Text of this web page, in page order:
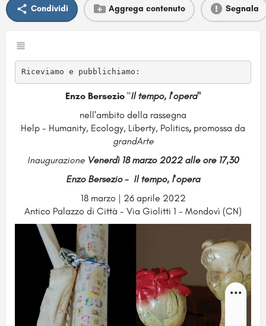
Condividi Aggrega contenuto Segnala
Riceviamo e pubblichiamo:
Enzo Bersezio "Il tempo, l'opera"
nell'ambito della rassegna
Help - Humanity, Ecology, Liberty, Politics, promossa da
grandArte
Inaugurazione Venerdì 18 marzo 2022 alle ore 17,30
Enzo Bersezio - Il tempo, l'opera
18 marzo | 26 aprile 2022
Antico Palazzo di Città - Via Giolitti 1 - Mondovì (CN)